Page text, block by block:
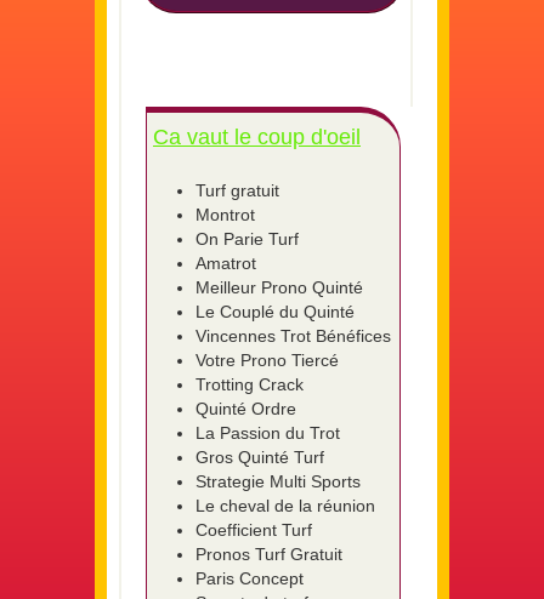
Ca vaut le coup d'oeil
Turf gratuit
Montrot
On Parie Turf
Amatrot
Meilleur Prono Quinté
Le Couplé du Quinté
Vincennes Trot Bénéfices
Votre Prono Tiercé
Trotting Crack
Quinté Ordre
La Passion du Trot
Gros Quinté Turf
Strategie Multi Sports
Le cheval de la réunion
Coefficient Turf
Pronos Turf Gratuit
Paris Concept